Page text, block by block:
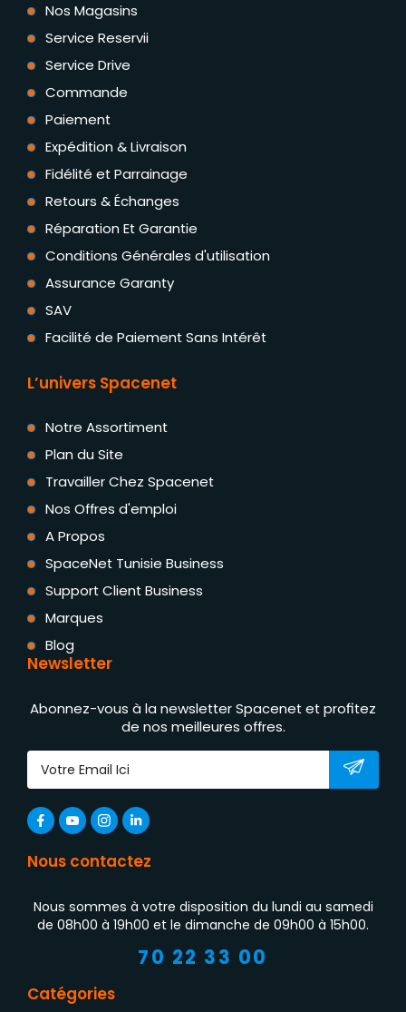
Nos Magasins
Service Reservii
Service Drive
Commande
Paiement
Expédition & Livraison
Fidélité et Parrainage
Retours & Échanges
Réparation Et Garantie
Conditions Générales d'utilisation
Assurance Garanty
SAV
Facilité de Paiement Sans Intérêt
L’univers Spacenet
Notre Assortiment
Plan du Site
Travailler Chez Spacenet
Nos Offres d'emploi
A Propos
SpaceNet Tunisie Business
Support Client Business
Marques
Blog
Newsletter
Abonnez-vous à la newsletter Spacenet et profitez
de nos meilleures offres.
Nous contactez
Nous sommes à votre disposition du lundi au samedi
de 08h00 à 19h00 et le dimanche de 09h00 à 15h00.
70 22 33 00
Catégories